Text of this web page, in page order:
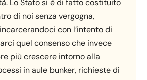
di noi senza vergogna,
con l’intento di
quel consenso che invece
più crescere intorno alla
in aule bunker, richieste di